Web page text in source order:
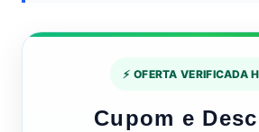
⚡ OFERTA VERIFICADA
Cupom e